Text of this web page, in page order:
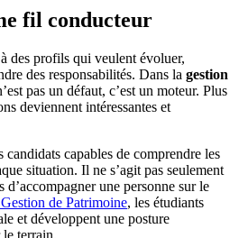
fil conducteur
des profils qui veulent évoluer,
des responsabilités. Dans la gestion
pas un défaut, c’est un moteur. Plus
deviennent intéressantes et
candidats capables de comprendre les
situation. Il ne s’agit pas seulement
une personne sur le
de Patrimoine, les étudiants
et développent une posture
le terrain.